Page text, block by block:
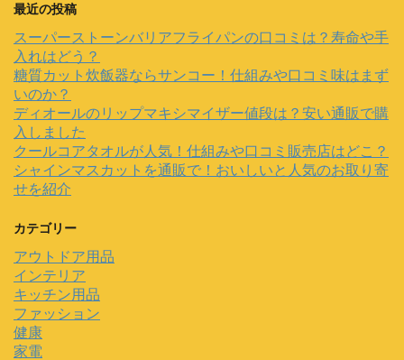
最近の投稿
スーパーストーンバリアフライパンの口コミは？寿命や手
入れはどう？
糖質カット炊飯器ならサンコー！仕組みや口コミ味はまず
いのか？
ディオールのリップマキシマイザー値段は？安い通販で購
入しました
クールコアタオルが人気！仕組みや口コミ販売店はどこ？
シャインマスカットを通販で！おいしいと人気のお取り寄
せを紹介
カテゴリー
アウトドア用品
インテリア
キッチン用品
ファッション
健康
家電